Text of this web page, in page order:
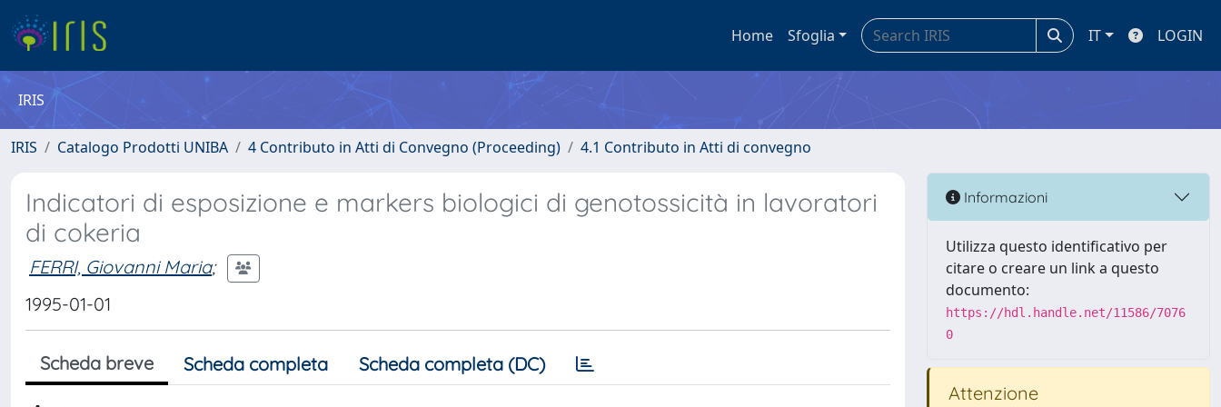
Home Sfoglia IT LOGIN
IRIS
IRIS Catalogo Prodotti UNIBA 4 Contributo in Atti di Convegno (Proceeding) 4.1 Contributo in Atti di convegno
Indicatori di esposizione e markers biologici di genotossicità in lavoratori
di cokeria
FERRI, Giovanni Maria;
1995-01-01
Scheda breve Scheda completa Scheda completa (DC)
Informazioni
Utilizza questo identificativo per
citare o creare un link a questo
documento:
https://hdl.handle.net/11586/7076
0
Attenzione